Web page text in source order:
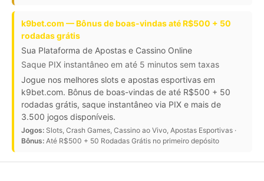
k9bet.com — Bônus de boas-vindas até R$500 + 50
rodadas grátis
Sua Plataforma de Apostas e Cassino Online
Saque PIX instantâneo em até 5 minutos sem taxas
Jogue nos melhores slots e apostas esportivas em
k9bet.com. Bônus de boas-vindas de até R$500 + 50
rodadas grátis, saque instantâneo via PIX e mais de
3.500 jogos disponíveis.
Jogos: Slots, Crash Games, Cassino ao Vivo, Apostas Esportivas ·
Bônus: Até R$500 + 50 Rodadas Grátis no primeiro depósito